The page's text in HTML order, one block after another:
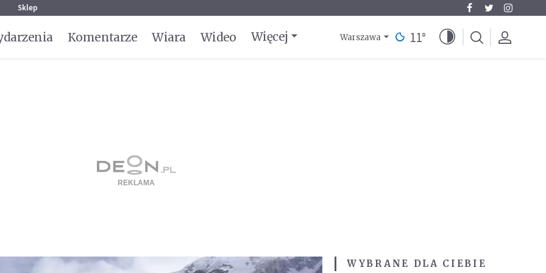
Sklep
Komentarze Wiara Wideo Więcej Warszawa 11°
WYBRANE DLA CIEBIE